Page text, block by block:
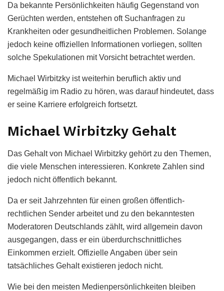
Da bekannte Persönlichkeiten häufig Gegenstand von
Gerüchten werden, entstehen oft Suchanfragen zu
Krankheiten oder gesundheitlichen Problemen. Solange
jedoch keine offiziellen Informationen vorliegen, sollten
solche Spekulationen mit Vorsicht betrachtet werden.
Michael Wirbitzky ist weiterhin beruflich aktiv und
regelmäßig im Radio zu hören, was darauf hindeutet, dass
er seine Karriere erfolgreich fortsetzt.
Michael Wirbitzky Gehalt
Das Gehalt von Michael Wirbitzky gehört zu den Themen,
die viele Menschen interessieren. Konkrete Zahlen sind
jedoch nicht öffentlich bekannt.
Da er seit Jahrzehnten für einen großen öffentlich-
rechtlichen Sender arbeitet und zu den bekanntesten
Moderatoren Deutschlands zählt, wird allgemein davon
ausgegangen, dass er ein überdurchschnittliches
Einkommen erzielt. Offizielle Angaben über sein
tatsächliches Gehalt existieren jedoch nicht.
Wie bei den meisten Medienpersönlichkeiten bleiben